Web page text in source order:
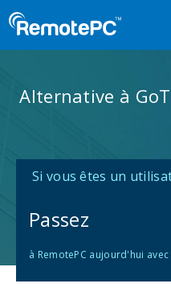
Alternative à
Si vous êtes un
Passez
à RemotePC aujourd'hui avec